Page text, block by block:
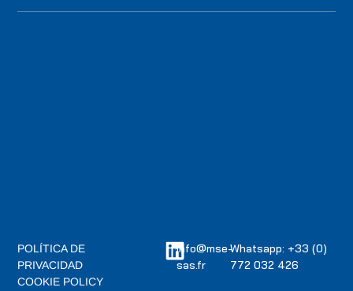
info@mse-
sas.fr
Whatsapp: +33 (0)
772 032 426
POLÍTICA DE
PRIVACIDAD
COOKIE POLICY